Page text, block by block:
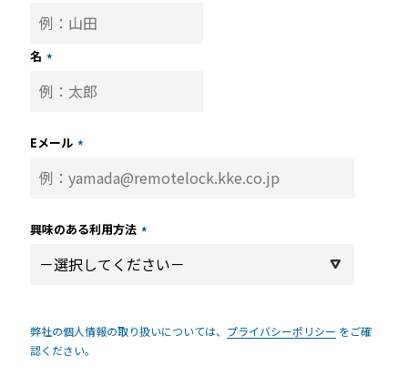
名 *
Eメール *
興味のある利用方法 *
弊社の個人情報の取り扱いについては、 プライバシーポリシー をご確
認ください。